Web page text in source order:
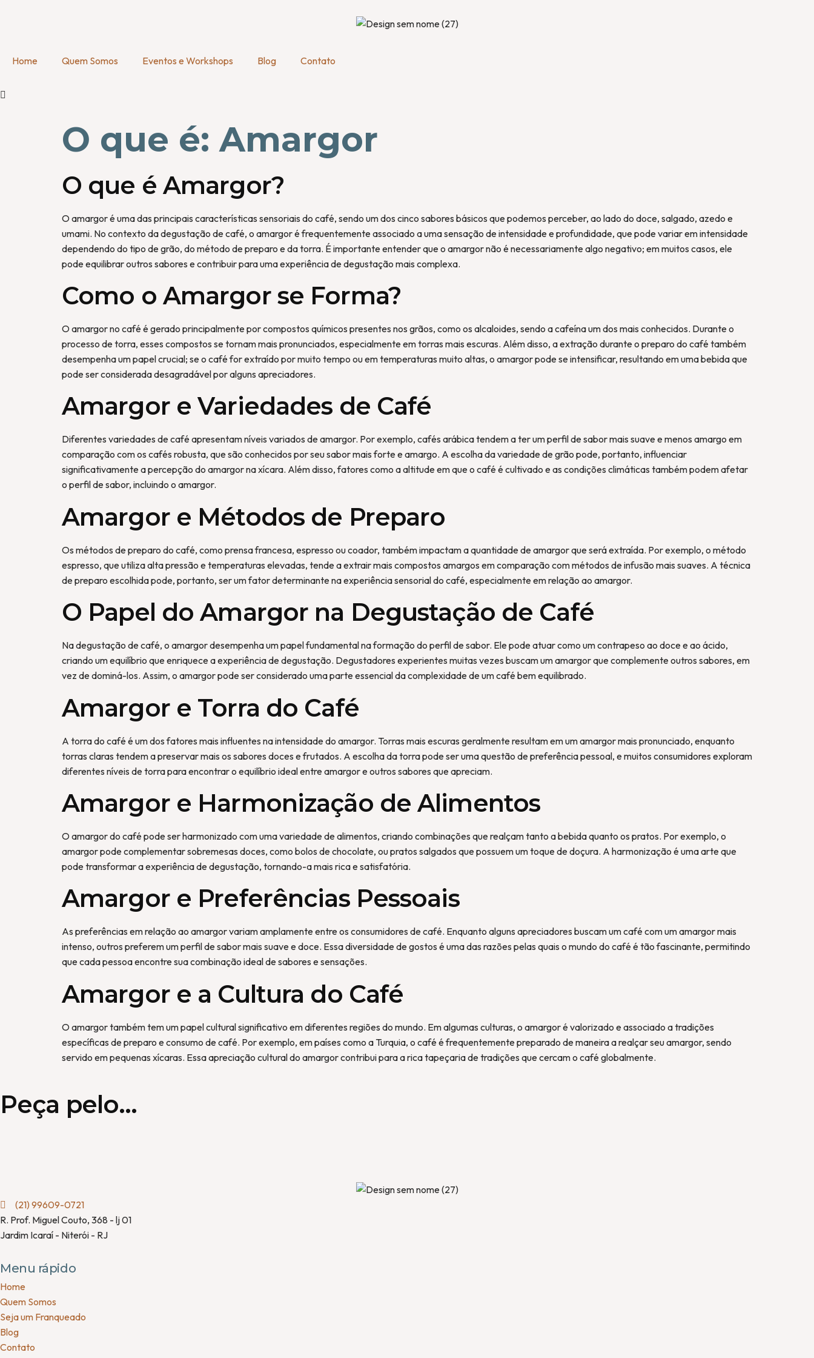
Home Quem Somos Eventos e Workshops Blog Contato
O que é: Amargor
O que é Amargor?
O amargor é uma das principais características sensoriais do café, sendo um dos cinco sabores básicos que podemos perceber, ao lado do doce, salgado, azedo e
umami. No contexto da degustação de café, o amargor é frequentemente associado a uma sensação de intensidade e profundidade, que pode variar em intensidade
dependendo do tipo de grão, do método de preparo e da torra. É importante entender que o amargor não é necessariamente algo negativo; em muitos casos, ele
pode equilibrar outros sabores e contribuir para uma experiência de degustação mais complexa.
Como o Amargor se Forma?
O amargor no café é gerado principalmente por compostos químicos presentes nos grãos, como os alcaloides, sendo a cafeína um dos mais conhecidos. Durante o
processo de torra, esses compostos se tornam mais pronunciados, especialmente em torras mais escuras. Além disso, a extração durante o preparo do café também
desempenha um papel crucial; se o café for extraído por muito tempo ou em temperaturas muito altas, o amargor pode se intensificar, resultando em uma bebida que
pode ser considerada desagradável por alguns apreciadores.
Amargor e Variedades de Café
Diferentes variedades de café apresentam níveis variados de amargor. Por exemplo, cafés arábica tendem a ter um perfil de sabor mais suave e menos amargo em
comparação com os cafés robusta, que são conhecidos por seu sabor mais forte e amargo. A escolha da variedade de grão pode, portanto, influenciar
significativamente a percepção do amargor na xícara. Além disso, fatores como a altitude em que o café é cultivado e as condições climáticas também podem afetar
o perfil de sabor, incluindo o amargor.
Amargor e Métodos de Preparo
Os métodos de preparo do café, como prensa francesa, espresso ou coador, também impactam a quantidade de amargor que será extraída. Por exemplo, o método
espresso, que utiliza alta pressão e temperaturas elevadas, tende a extrair mais compostos amargos em comparação com métodos de infusão mais suaves. A técnica
de preparo escolhida pode, portanto, ser um fator determinante na experiência sensorial do café, especialmente em relação ao amargor.
O Papel do Amargor na Degustação de Café
Na degustação de café, o amargor desempenha um papel fundamental na formação do perfil de sabor. Ele pode atuar como um contrapeso ao doce e ao ácido,
criando um equilíbrio que enriquece a experiência de degustação. Degustadores experientes muitas vezes buscam um amargor que complemente outros sabores, em
vez de dominá-los. Assim, o amargor pode ser considerado uma parte essencial da complexidade de um café bem equilibrado.
Amargor e Torra do Café
A torra do café é um dos fatores mais influentes na intensidade do amargor. Torras mais escuras geralmente resultam em um amargor mais pronunciado, enquanto
torras claras tendem a preservar mais os sabores doces e frutados. A escolha da torra pode ser uma questão de preferência pessoal, e muitos consumidores exploram
diferentes níveis de torra para encontrar o equilíbrio ideal entre amargor e outros sabores que apreciam.
Amargor e Harmonização de Alimentos
O amargor do café pode ser harmonizado com uma variedade de alimentos, criando combinações que realçam tanto a bebida quanto os pratos. Por exemplo, o
amargor pode complementar sobremesas doces, como bolos de chocolate, ou pratos salgados que possuem um toque de doçura. A harmonização é uma arte que
pode transformar a experiência de degustação, tornando-a mais rica e satisfatória.
Amargor e Preferências Pessoais
As preferências em relação ao amargor variam amplamente entre os consumidores de café. Enquanto alguns apreciadores buscam um café com um amargor mais
intenso, outros preferem um perfil de sabor mais suave e doce. Essa diversidade de gostos é uma das razões pelas quais o mundo do café é tão fascinante, permitindo
que cada pessoa encontre sua combinação ideal de sabores e sensações.
Amargor e a Cultura do Café
O amargor também tem um papel cultural significativo em diferentes regiões do mundo. Em algumas culturas, o amargor é valorizado e associado a tradições
específicas de preparo e consumo de café. Por exemplo, em países como a Turquia, o café é frequentemente preparado de maneira a realçar seu amargor, sendo
servido em pequenas xícaras. Essa apreciação cultural do amargor contribui para a rica tapeçaria de tradições que cercam o café globalmente.
Peça pelo...
(21) 99609-0721
R. Prof. Miguel Couto, 368 - lj 01
Jardim Icaraí - Niterói - RJ
Menu rápido
Home
Quem Somos
Seja um Franqueado
Blog
Contato